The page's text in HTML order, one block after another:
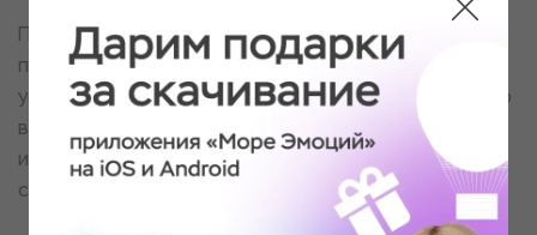
После того, как Пользователь оставил данные, он
получает сообщение, подтверждающее его
успешную регистрацию. Пользователь имеет право
в любой момент прекратить получение
информационных бюллетеней воспользовавшись
соответствующим сервисом в Сайте.